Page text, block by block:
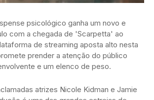
psicológico ganha um novo e
com a chegada de 'Scarpetta' ao
de streaming aposta alto nesta
prender a atenção do público
e um elenco de peso.
atrizes Nicole Kidman e Jamie